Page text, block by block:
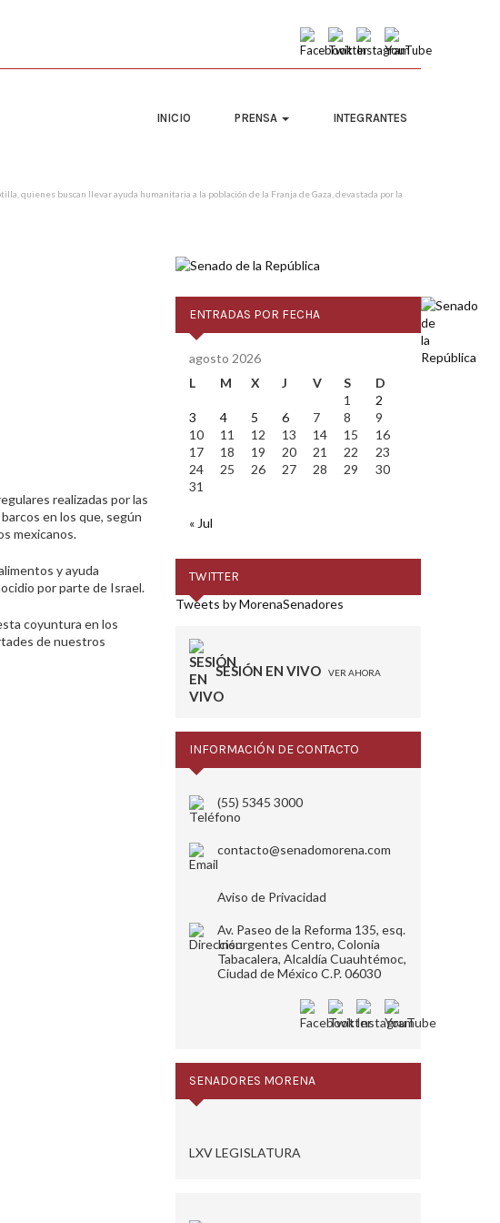
INICIO PRENSA INTEGRANTES
quienes buscan llevar ayuda humanitaria a la población de la Franja de Gaza, devastada por la
realizadas por las
en los que, según
mexicanos.
y ayuda
por parte de Israel.
coyuntura en los
de nuestros
ENTRADAS POR FECHA
agosto 2026
L
M X J V S
D
1
2
3
4 5 6 7 8
9
10
11 12 13 14 15
16
17
18 19 20 21 22
23
24
25 26 27 28 29
30
31
« Jul
TWITTER
Tweets by MorenaSenadores
SESIÓN EN VIVO VER AHORA
INFORMACIÓN DE CONTACTO
(55) 5345 3000
contacto@senadomorena.com
Aviso de Privacidad
Av. Paseo de la Reforma 135, esq.
Insurgentes Centro, Colonia
Tabacalera, Alcaldía Cuauhtémoc,
Ciudad de México C.P. 06030
SENADORES MORENA
LXV LEGISLATURA